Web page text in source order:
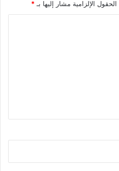
الحقول الإلزامية مشار إليها بـ *